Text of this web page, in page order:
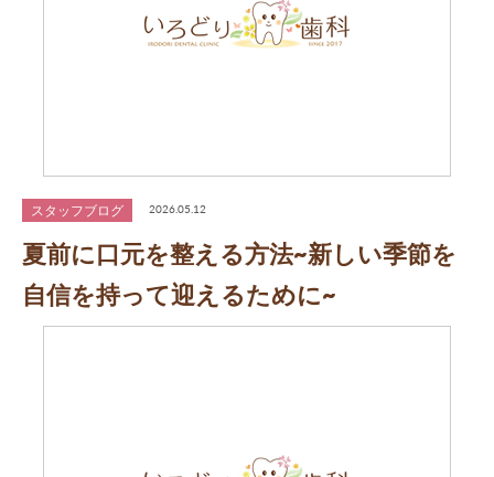
スタッフブログ 2026.05.12
夏前に口元を整える方法~新しい季節を
自信を持って迎えるために~